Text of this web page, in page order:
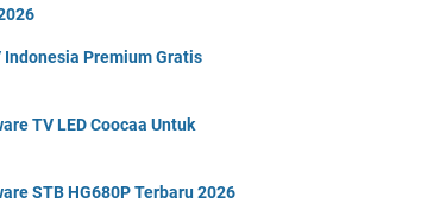
Indonesia Premium Gratis
TV LED Coocaa Untuk
STB HG680P Terbaru 2026